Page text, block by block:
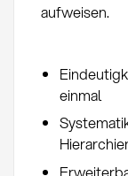
aufweisen.
einmal